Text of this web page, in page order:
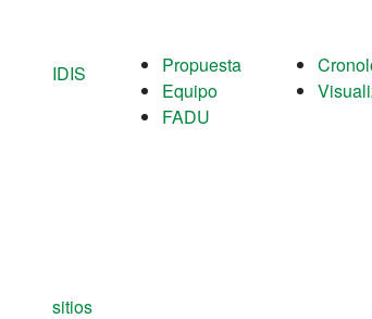
IDIS
Propuesta
Equipo
FADU
sitios